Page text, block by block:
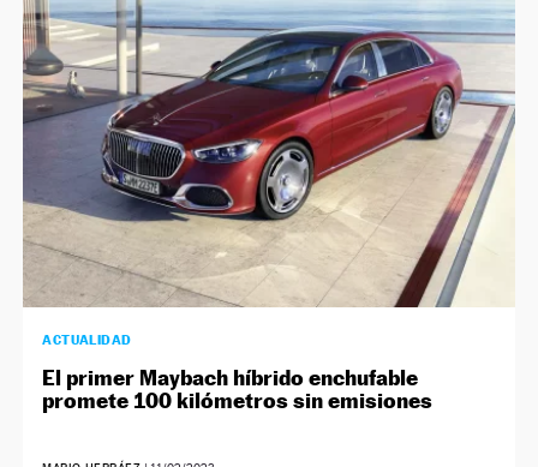
NEWSLETTER
SÍGUENOS
ACTUALIDAD
El primer Maybach híbrido enchufable
promete 100 kilómetros sin emisiones